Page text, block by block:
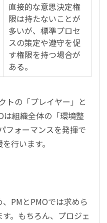
直接的な意思決定権
限は持たないことが
多いが、標準プロセ
スの策定や遵守を促
す権限を持つ場合が
ある。
トの「プレイヤー」と
は組織全体の「環境整
フォーマンスを発揮で
行います。
PMとPMOでは求めら
。もちろん、プロジェ